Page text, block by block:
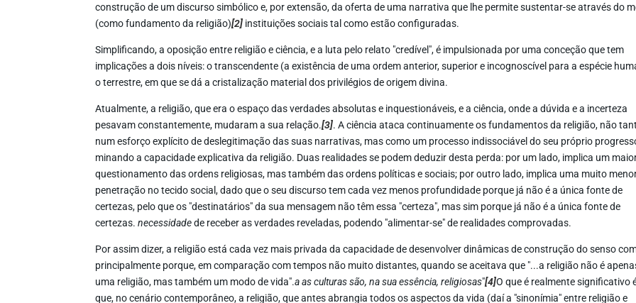
construção de um discurso simbólico e, por extensão, da oferta de uma narrativa que lhe permite sustentar-se através do
(como fundamento da religião)[2] instituições sociais tal como estão configuradas.
Simplificando, a oposição entre religião e ciência, e a luta pelo relato "credível", é impulsionada por uma conceção que tem
implicações a dois níveis: o transcendente (a existência de uma ordem anterior, superior e incognoscível para a espécie
o terrestre, em que se dá a cristalização material dos privilégios de origem divina.
Atualmente, a religião, que era o espaço das verdades absolutas e inquestionáveis, e a ciência, onde a dúvida e a incerteza
pesavam constantemente, mudaram a sua relação.[3]. A ciência ataca continuamente os fundamentos da religião, não
num esforço explícito de deslegitimação das suas narrativas, mas como um processo indissociável do seu próprio
minando a capacidade explicativa da religião. Duas realidades se podem deduzir desta perda: por um lado, implica um
questionamento das ordens religiosas, mas também das ordens políticas e sociais; por outro lado, implica uma muito
penetração no tecido social, dado que o seu discurso tem cada vez menos profundidade porque já não é a única fonte de
certezas, pelo que os "destinatários" da sua mensagem não têm essa "certeza", mas sim porque já não é a única fonte de
certezas.necessidadede receber as verdades reveladas, podendo "alimentar-se" de realidades comprovadas.
Por assim dizer, a religião está cada vez mais privada da capacidade de desenvolver dinâmicas de construção do senso
principalmente porque, em comparação com tempos não muito distantes, quando se aceitava que "...a religião não é
uma religião, mas também um modo de vida".a as culturas são, na sua essência, religiosas"[4]O que é realmente significativo
que, no cenário contemporâneo, a religião, que antes abrangia todos os aspectos da vida (daí a "sinonímia" entre religião e